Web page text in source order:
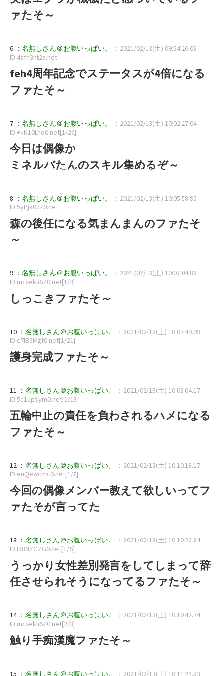
ァたそ～
6 ： 名無しさん＠お腹いっぱい。
：2021/02/13(土) 09:54:26.08
ID:4sfn3nt2a.net
feh4周年記念でステータスが4倍になる
ファたそ～
7 ： 名無しさん＠お腹いっぱい。
：2021/02/13(土) 10:02:27.04
ID:+kK10Lho0.net[1/26]
今日は偶像か
ミネルバたんのスキル集めるぞ～
8 ： 名無しさん＠お腹いっぱい。
：2021/02/13(土) 10:05:58.95
ID:5yPja0dz0.net
森の後任になる気まんまんのファたそ
～
9 ： 名無しさん＠お腹いっぱい。
：2021/02/13(土) 10:07:04.88
ID:mcxekh6Z0.net[1/3]
しっこきファたそ～
10 ： 名無しさん＠お腹いっぱい。
：2021/02/13(土) 10:07:49.09
ID:c7IB5Mgf0.net[1/21]
護身完成ファたそ～
11 ： 名無しさん＠お腹いっぱい。
：2021/02/13(土) 10:08:04.17
ID:5c1JpSym0.net[1/13]
五輪中止の責任を負わされるハメになる
ファたそ～
12 ： 名無しさん＠お腹いっぱい。
：2021/02/13(土) 10:10:18.17
ID:enQewcmc0.net[1/7]
今回の偶像メンバー教えて欲しいってフ
ァたそが言ってた
13 ： 名無しさん＠お腹いっぱい。
：2021/02/13(土) 10:10:22.84
ID:I38NZOZG0.net[1/6]
うっかり女性差別発言をしてしまって辞
任させられそうになってるファたそ～
14 ： 名無しさん＠お腹いっぱい。
：2021/02/13(土) 10:10:42.74
ID:mcxekh6Z0.net[2/3]
触り手痴漢魔ファたそ～
15 ： 名無しさん＠お腹いっぱい。
：2021/02/13(土) 10:11:24.53